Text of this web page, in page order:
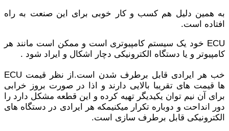
به همین دلیل هم کسب و کار خوبی برای این صنعت به راه
افتاده است.
ECU خود یک سیستم کامپیوتری است و ممکن است مانند هر
کامپیوتر و یا دستگاه الکترونیکی دچار اشکال و ایراد شود .
خب هر ایرادی قابل برطرف شدن است.از نظر قیمت ECU
ها قیمت های تقریبا بالایی دارند و اذا در صورت بروز خرابی
برای آن نیم توان یکیدیگر تهیه کرده و این قطعه مشکل دارد را
دور انداحت و دوباره تکرار میکنیمکه هر ایرادی در دستگاه های
الکترونیکی قابل برطرف سازی است.